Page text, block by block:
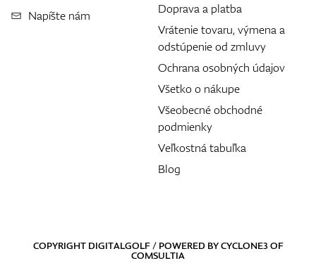
Napíšte nám
Doprava a platba
Vrátenie tovaru, výmena a
odstúpenie od zmluvy
Ochrana osobných údajov
Všetko o nákupe
Všeobecné obchodné
podmienky
Veľkostná tabuľka
Blog
COPYRIGHT DIGITALGOLF / POWERED BYCYCLONE3OF
COMSULTIA